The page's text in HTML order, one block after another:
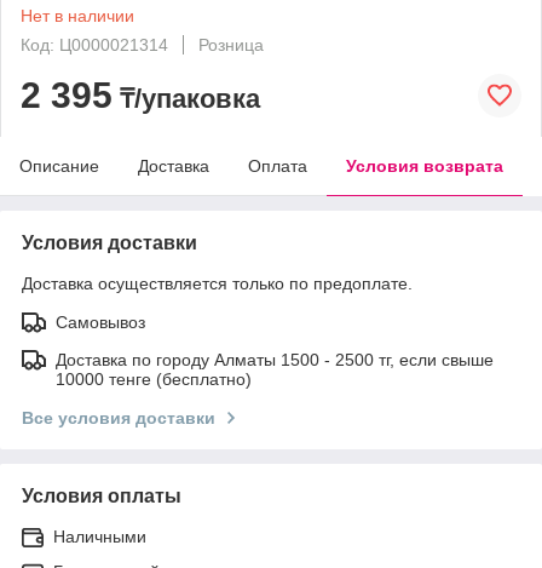
Нет в наличии
Код: Ц0000021314
Розница
2 395 ₸/упаковка
Описание Доставка Оплата Условия возврата
Условия доставки
Доставка осуществляется только по предоплате.
Самовывоз
Доставка по городу Алматы 1500 - 2500 тг, если свыше
10000 тенге (бесплатно)
Все условия доставки
Условия оплаты
Наличными